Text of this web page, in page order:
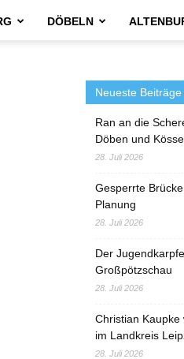
DÖBELN
Neueste Beiträge
Ran an die
Döben und
28. Juli 2026
Gesperrte
Planung
28. Juli 2026
Der
Großpötzschau
28. Juli 2026
Christian
im Landkreis
28. Juli 2026